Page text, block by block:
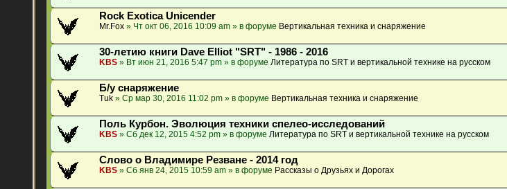
Rock Exotica Unicender
Mr.Fox » Чт окт 06, 2016 10:09 am » в форуме Вертикальная техника и снаряжение
30-летию книги Dave Elliot "SRT" - 1986 - 2016
KBS » Вт июн 21, 2016 5:47 pm » в форуме Литература по SRT и вертикальной технике на русском
Б/у снаряжение
Tuk » Ср мар 30, 2016 11:02 pm » в форуме Вертикальная техника и снаряжение
Поль Курбон. Эволюция техники спелео-исследований
KBS » Сб дек 12, 2015 4:52 pm » в форуме Литература по SRT и вертикальной технике на русском
Слово о Владимире Резване - 2014 год
KBS » Сб янв 24, 2015 10:59 am » в форуме Рассказы о Друзьях и Дорогах